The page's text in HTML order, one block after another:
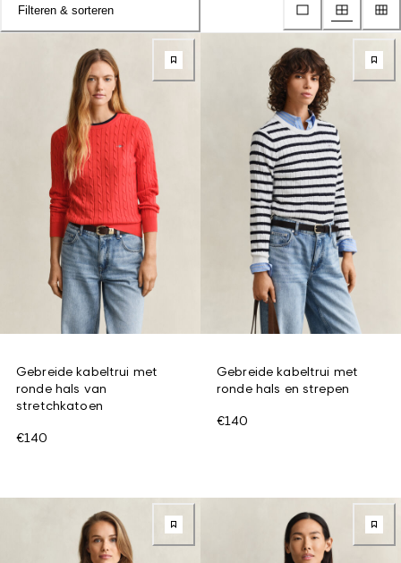
Filteren & sorteren
Gebreide kabeltrui met
ronde hals van
stretchkatoen
€140
Gebreide kabeltrui met
ronde hals en strepen
€140